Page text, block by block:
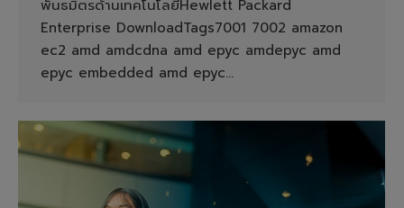
พันธมิตรด้านเทคโนโลยีHewlett Packard
Enterprise DownloadTags7001 7002 amazon
ec2 amd amdcdna amd epyc amdepyc amd
epyc embedded amd epyc…